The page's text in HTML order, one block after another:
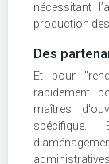
nécessitant
production des
Des
Et pour
rapidement
maîtres